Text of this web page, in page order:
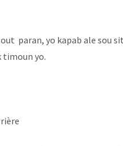
paran, yo kapab ale sou
timoun yo.